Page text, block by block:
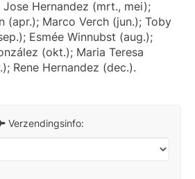
Hernandez (mrt., mei);
(apr.); Marco Verch (jun.); Toby
Esmée Winnubst (aug.);
(okt.); Maria Teresa
Rene Hernandez (dec.).
Verzendingsinfo: